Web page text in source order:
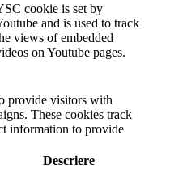
cookie is set by
and is used to track
views of embedded
on Youtube pages.
provide visitors with
These cookies track
information to provide
Descriere